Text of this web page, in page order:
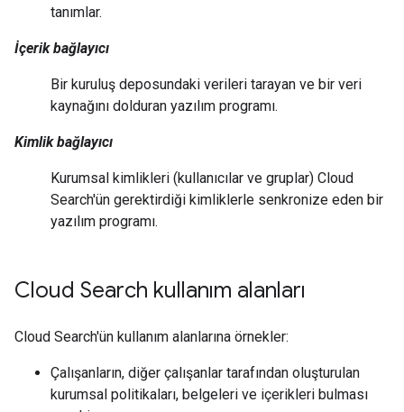
tanımlar.
İçerik bağlayıcı
Bir kuruluş deposundaki verileri tarayan ve bir veri
kaynağını dolduran yazılım programı.
Kimlik bağlayıcı
Kurumsal kimlikleri (kullanıcılar ve gruplar) Cloud
Search'ün gerektirdiği kimliklerle senkronize eden bir
yazılım programı.
Cloud Search kullanım alanları
Cloud Search'ün kullanım alanlarına örnekler:
Çalışanların, diğer çalışanlar tarafından oluşturulan
kurumsal politikaları, belgeleri ve içerikleri bulması